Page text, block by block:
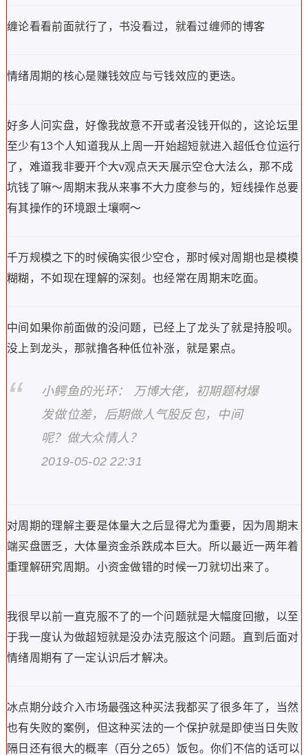
缠论看看前面就行了，书没看过，就看过缠师的博客
情绪周期的核心是赚钱效应与亏钱效应的更迭。
好多人问实盘，好像我故意不开或者没钱开似的，这论坛里
至少有13个人知道我从上周一开始超短就进入超低仓位运行
了，难道我非要开个大v观点天天展示空仓大法么，那不成
坑钱了嘛～周期末我从来事不大力度参与的，短线操作总要
有其操作的环境跟土壤啊～
千万规模之下的时候确实很少空仓，那时候对周期也是模模
糊糊，不如现在理解的深刻。也经常在周期末吃面。
中间如果你前面做的没问题，已经上了龙头了就是持股呗。
没上到龙头，那就撸各种低位补涨，就是累点。
小鳄鱼的光环： 万博大佬，初期题材爆
发做位差，后期做人气股反包，中间
呢？做大众情人？
2019-05-02 22:31
对周期的理解主要是体量大之后显得尤为重要，因为周期末
端买盘匮乏，大体量资金杀跌成本巨大。所以最近一两年着
重理解研究周期。小资金做错的时候一刀就切出来了。
我很早以前一直克服不了的一个问题就是大幅度回撤，以至
于我一度认为做超短就是没办法克服这个问题。直到后面对
情绪周期有了一定认识后才解决。
冰点期分歧介入市场最强这种买法我都买了很多年了，当然
也有失败的案例，但这种买法的一个保护就是即使当日失败
隔日还有很大的概率（百分之65）饭包。你们不信的话可以